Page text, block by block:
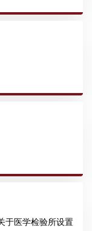
于医学检验所设置